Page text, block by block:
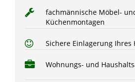
fachmännische Möbel-
Küchenmontagen
Sichere Einlagerung Ihres
Wohnungs- und